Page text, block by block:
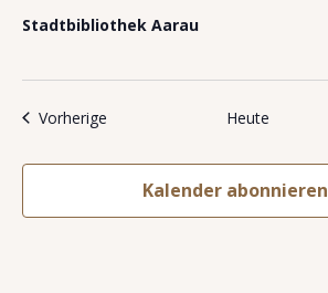
Stadtbibliothek Aarau
VorherigeVeranstaltungen Heute
Kalender abonnieren